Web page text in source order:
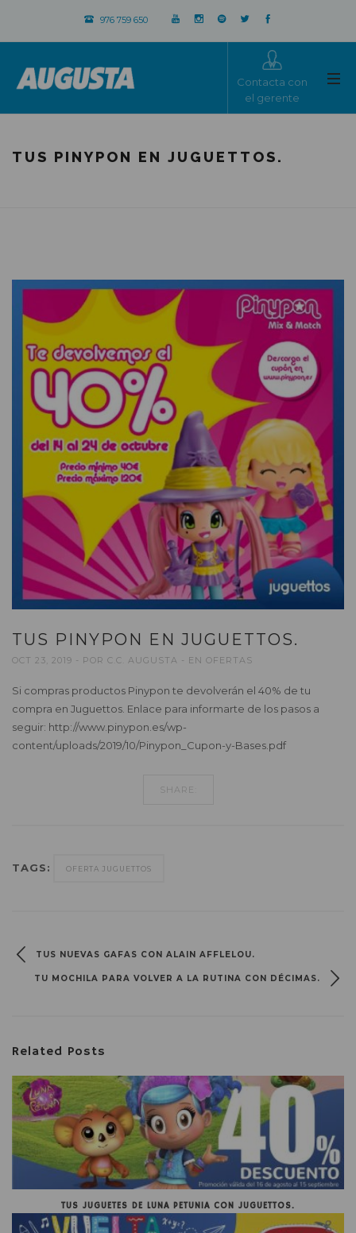
976 759 650
Contacta con
el gerente
TUS PINYPON EN JUGUETTOS.
TUS PINYPON EN JUGUETTOS.
OCT 23, 2019 POR C.C. AUGUSTA EN OFERTAS
Si compras productos Pinypon te devolverán el 40% de tu
compra en Juguettos. Enlace para informarte de los pasos a
seguir: http://www.pinypon.es/wp-
content/uploads/2019/10/Pinypon_Cupon-y-Bases.pdf
SHARE:
TAGS: OFERTA JUGUETTOS
TUS NUEVAS GAFAS CON ALAIN AFFLELOU.
TU MOCHILA PARA VOLVER A LA RUTINA CON DÉCIMAS.
Related Posts
TUS JUGUETES DE LUNA PETUNIA CON JUGUETTOS.